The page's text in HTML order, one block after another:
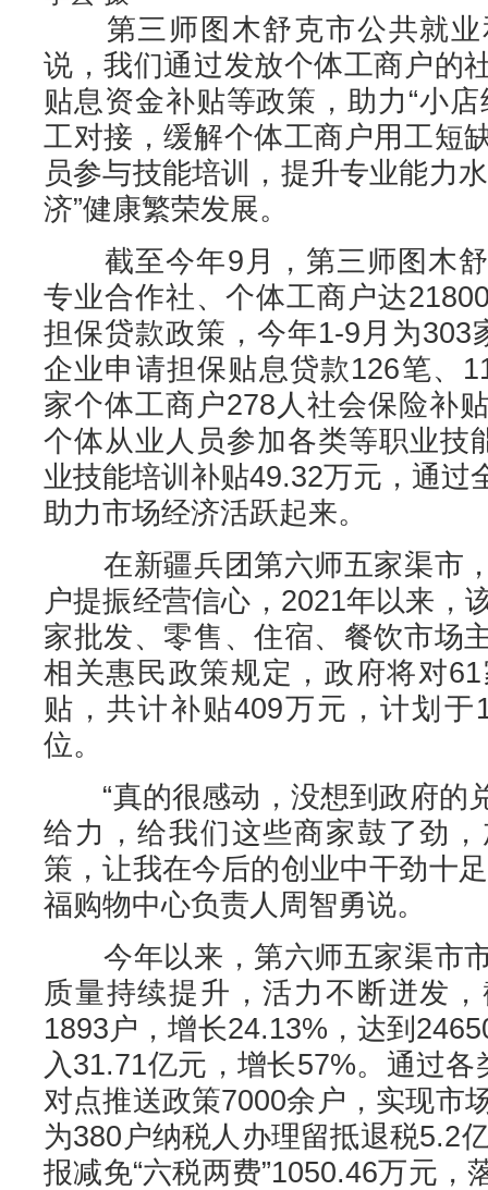
第三师图木舒克市公共就业
说，我们通过发放个体工商户的
贴息资金补贴等政策，助力“小
工对接，缓解个体工商户用工短
员参与技能培训，提升专业能力
济”健康繁荣发展。
截至今年9月，第三师图木舒
专业合作社、个体工商户达
担保贷款政策，今年1-9月为303
企业申请担保贴息贷款126笔、
家个体工商户278人社会保险补
个体从业人员参加各类等职业技
业技能培训补贴49.32万元，通过
助力市场经济活跃起来。
在新疆兵团第六师五家渠市
户提振经营信心，2021年以来，
家批发、零售、住宿、餐饮市场
相关惠民政策规定，政府将对
贴，共计补贴409万元，计划
位。
“真的很感动，没想到政府的
给力，给我们这些商家鼓了劲
策，让我在今后的创业中干劲十
福购物中心负责人周智勇说。
今年以来，第六师五家渠市
质量持续提升，活力不断迸发
1893户，增长24.13%，达到
入31.71亿元，增长57%。通过各
对点推送政策7000余户，实现市
为380户纳税人办理留抵退税5.2
报减免“六税两费”1050.46万元，